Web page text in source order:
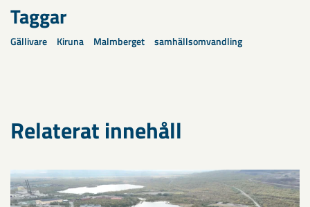
Taggar
Gällivare Kiruna Malmberget samhällsomvandling
Relaterat innehåll